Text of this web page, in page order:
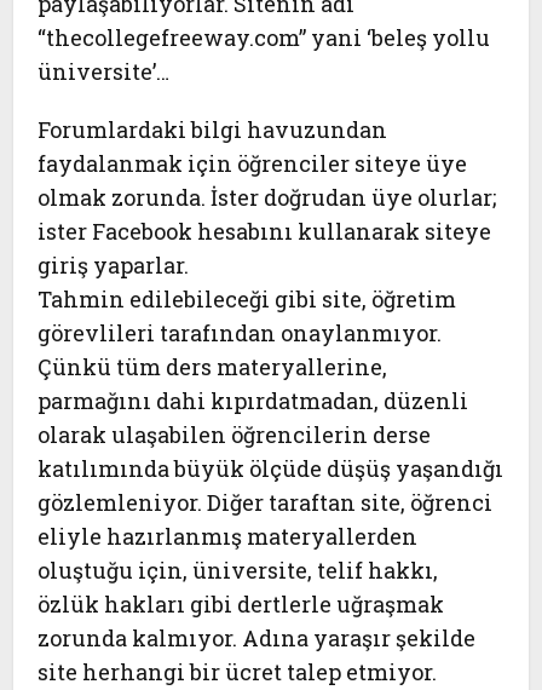
“thecollegefreeway.com” yani ‘beleş yollu
üniversite’…
Forumlardaki bilgi havuzundan
faydalanmak için öğrenciler siteye üye
olmak zorunda. İster doğrudan üye olurlar;
ister Facebook hesabını kullanarak siteye
giriş yaparlar.
Tahmin edilebileceği gibi site, öğretim
görevlileri tarafından onaylanmıyor.
Çünkü tüm ders materyallerine,
parmağını dahi kıpırdatmadan, düzenli
olarak ulaşabilen öğrencilerin derse
katılımında büyük ölçüde düşüş yaşandığı
gözlemleniyor. Diğer taraftan site, öğrenci
eliyle hazırlanmış materyallerden
oluştuğu için, üniversite, telif hakkı,
özlük hakları gibi dertlerle uğraşmak
zorunda kalmıyor. Adına yaraşır şekilde
site herhangi bir ücret talep etmiyor.